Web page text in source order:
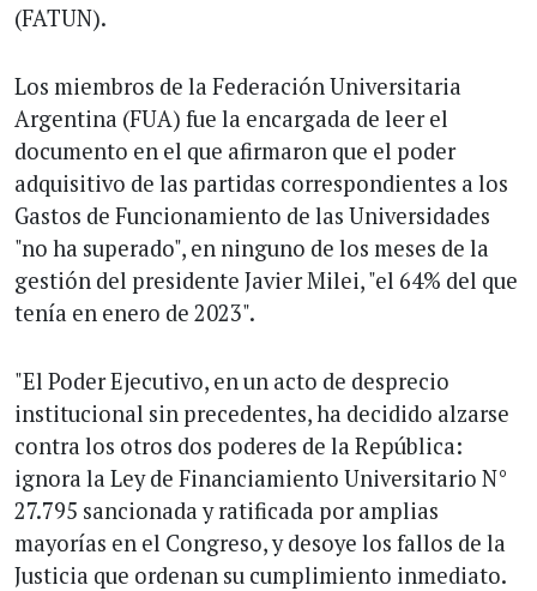
(FATUN).
Los miembros de la Federación Universitaria
Argentina (FUA) fue la encargada de leer el
documento en el que afirmaron que el poder
adquisitivo de las partidas correspondientes a los
Gastos de Funcionamiento de las Universidades
"no ha superado", en ninguno de los meses de la
gestión del presidente Javier Milei, "el 64% del que
tenía en enero de 2023".
"El Poder Ejecutivo, en un acto de desprecio
institucional sin precedentes, ha decidido alzarse
contra los otros dos poderes de la República:
ignora la Ley de Financiamiento Universitario N°
27.795 sancionada y ratificada por amplias
mayorías en el Congreso, y desoye los fallos de la
Justicia que ordenan su cumplimiento inmediato.